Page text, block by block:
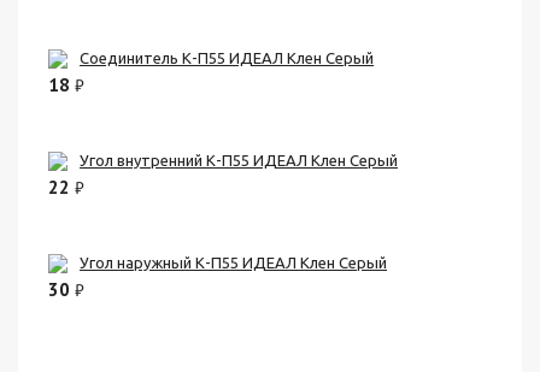
Соединитель К-П55 ИДЕАЛ Клен Серый
18 ₽
Угол внутренний К-П55 ИДЕАЛ Клен Серый
22 ₽
Угол наружный К-П55 ИДЕАЛ Клен Серый
30 ₽